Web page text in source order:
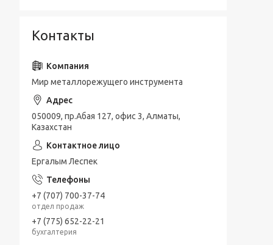
Контакты
Мир металлорежущего инструмента
050009, пр.Абая 127, офис 3, Алматы,
Казахстан
Ергалым Леспек
+7 (707) 700-37-74
отдел продаж
+7 (775) 652-22-21
бухгалтерия